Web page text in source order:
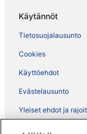
Käytännöt
Tietosuojalausunto
Cookies
Käyttöehdot
Evästelausunto
Yleiset ehdot ja